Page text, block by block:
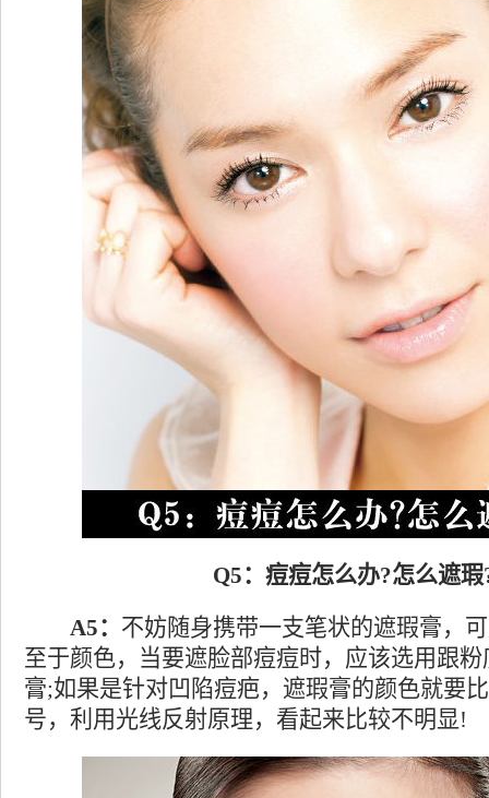
Q5：痘痘怎么办?怎么遮瑕
A5： 不妨随身携带一支笔状的遮瑕膏，
至于颜色，当要遮脸部痘痘时，应该选用跟
膏;如果是针对凹陷痘疤，遮瑕膏的颜色就要
号，利用光线反射原理，看起来比较不明显!